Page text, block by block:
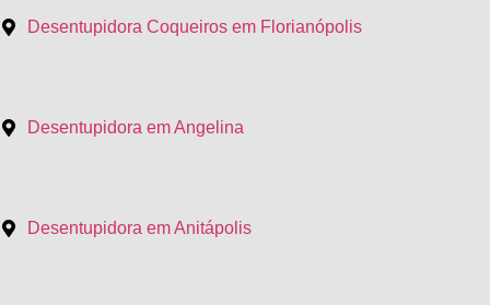
Desentupidora Coqueiros em Florianópolis
Desentupidora em Angelina
Desentupidora em Anitápolis